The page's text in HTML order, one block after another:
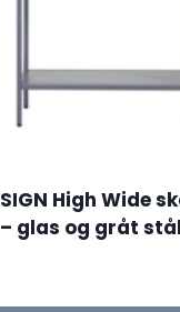
High Wide
glas og gråt stål